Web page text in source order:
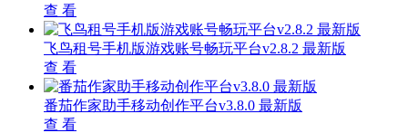
查 看
飞鸟租号手机版游戏账号畅玩平台v2.8.2 最新版
查 看
番茄作家助手移动创作平台v3.8.0 最新版
查 看